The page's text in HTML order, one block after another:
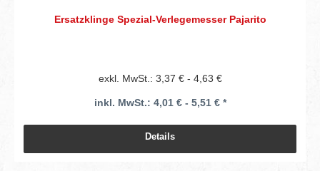
Ersatzklinge Spezial-Verlegemesser Pajarito
exkl. MwSt.: 3,37 € - 4,63 €
inkl. MwSt.: 4,01 € - 5,51 € *
Details